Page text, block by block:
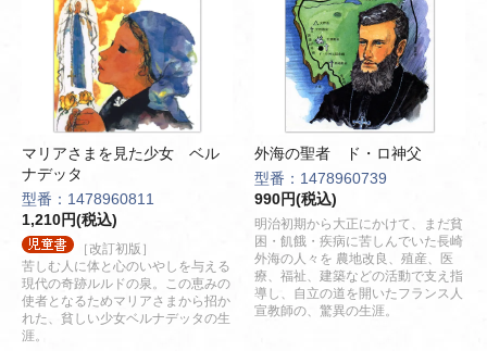
マリアさまを見た少女 ベル
ナデッタ
型番：1478960811
1,210円(税込)
［改訂初版］
苦しむ人に体と心のいやしを与える
現代の奇跡ルルドの泉。この恵みの
使者となるためマリアさまから招か
れた、貧しい少女ベルナデッタの生
涯。
外海の聖者 ド・ロ神父
型番：1478960739
990円(税込)
明治初期から大正にかけて、まだ貧
困・飢餓・疾病に苦しんでいた長崎
外海の人々を 農地改良、殖産、医
療、福祉、建築などの活動で支え指
導し、自立の道を開いたフランス人
宣教師の、驚異の生涯。